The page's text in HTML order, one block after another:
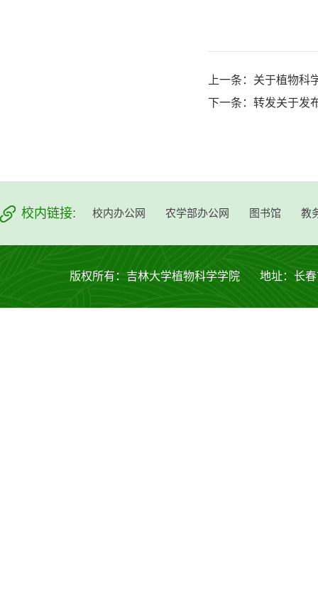
上一条： 关于植物科
下一条： 转发关于发
校内链接: 校内办公网 农学部办公网 图书馆 教
版权所有：吉林大学植物科学学院 地址：长